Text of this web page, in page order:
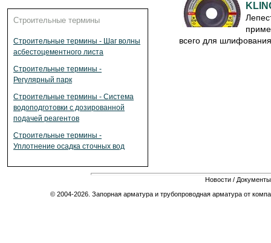
Строительные термины
Строительные термины - Шаг волны
асбестоцементного листа
Строительные термины -
Регулярный парк
Строительные термины - Система
водоподготовки с дозированной
подачей реагентов
Строительные термины -
Уплотнение осадка сточных вод
всего для
Новости / Документы
© 2004-2026. Запорная арматура и трубопроводная арматура от